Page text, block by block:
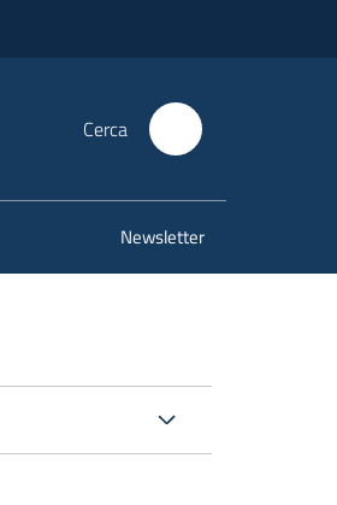
Cerca
Newsletter